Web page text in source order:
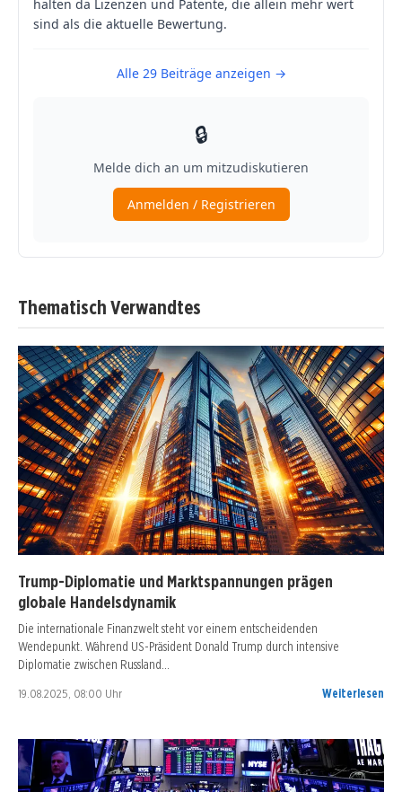
Thematisch Verwandtes
Trump-Diplomatie und Marktspannungen prägen
globale Handelsdynamik
Die internationale Finanzwelt steht vor einem entscheidenden
Wendepunkt. Während US-Präsident Donald Trump durch intensive
Diplomatie zwischen Russland…
19.08.2025, 08:00 Uhr Weiterlesen